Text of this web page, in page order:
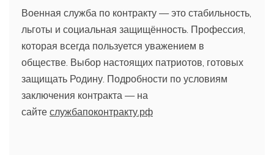
Военная служба по контракту — это стабильность,
льготы и социальная защищённость. Профессия,
которая всегда пользуется уважением в
обществе. Выбор настоящих патриотов, готовых
защищать Родину. Подробности по условиям
заключения контракта — на
сайте службапоконтракту.рф